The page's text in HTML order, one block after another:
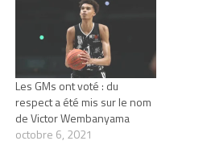
Les GMs ont voté : du
respect a été mis sur le nom
de Victor Wembanyama
octobre 6, 2021